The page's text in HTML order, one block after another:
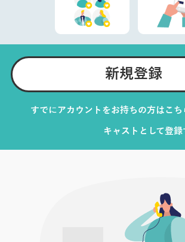
新規登録
すでにアカウントをお持ちの方はこち
キャストとして登